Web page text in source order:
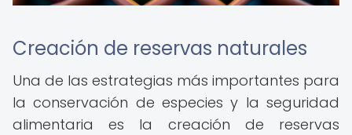
Creación de reservas naturales
Una de las estrategias más importantes para
la conservación de especies y la seguridad
alimentaria es la creación de reservas